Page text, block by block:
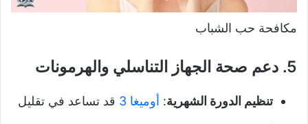
مكافحة حب الشباب
5. دعم صحة الجهاز التناسلي والهرمونات
تنظيم الدورة الشهرية: أوميغا 3 قد تساعد في تقليل